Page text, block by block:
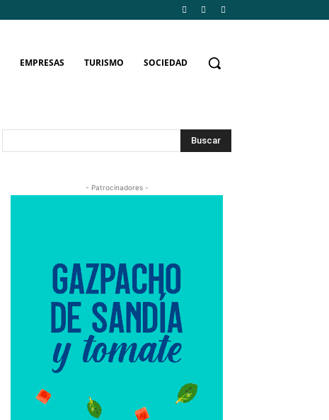
EMPRESAS TURISMO SOCIEDAD
Buscar
- Patrocinadores -